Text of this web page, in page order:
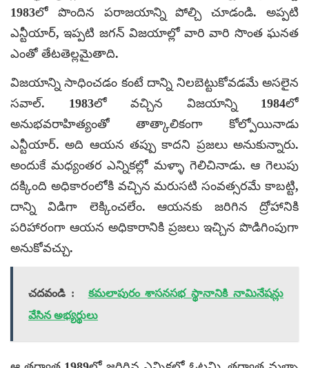
1983లో పొందిన పరాజయాన్ని పోల్చి చూడండి. అప్పటి
ఎన్టీయార్, ఇప్పటి జగన్ విజయాల్లో వారి వారి సొంత ఘనత
ఎంతో తేటతెల్లమైతాది.
విజయాన్ని సాధించడం కంటే దాన్ని నిలబెట్టుకోవడమే అసలైన
సవాల్. 1983లో వచ్చిన విజయాన్ని 1984లో
అనుభవరాహిత్యంతో తాత్కాలికంగా కోల్పోయినాడు
ఎన్టీయార్. అది ఆయన తప్పు కాదని ప్రజలు అనుకున్నారు.
అందుకే మధ్యంతర ఎన్నికల్లో మళ్ళా గెలిచినాడు. ఆ గెలుపు
దక్కింది అధికారంలోకి వచ్చిన మరుసటి సంవత్సరమే కాబట్టి,
దాన్ని విడిగా లెక్కించలేం. ఆయనకు జరిగిన ద్రోహానికి
పరిహారంగా ఆయన అధికారానికి ప్రజలు ఇచ్చిన పొడిగింపుగా
అనుకోవచ్చు.
చదవండి :
కమలాపురం శాసనసభ స్థానానికి నామినేషన్లు
వేసిన అభ్యర్థులు